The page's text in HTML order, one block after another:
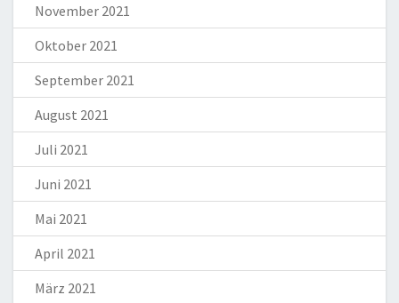
November 2021
Oktober 2021
September 2021
August 2021
Juli 2021
Juni 2021
Mai 2021
April 2021
März 2021